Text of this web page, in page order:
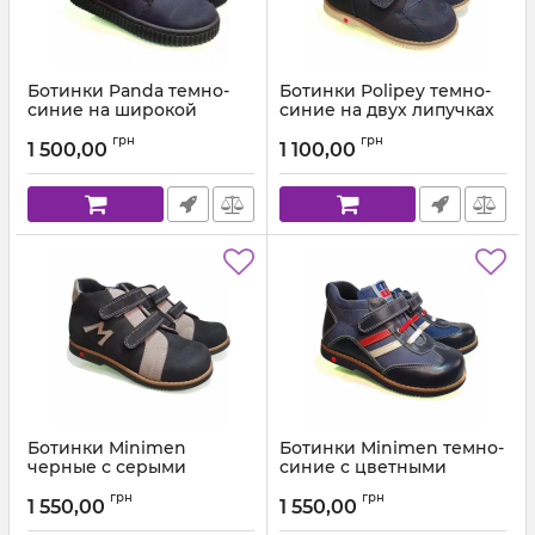
Ботинки Panda темно-
синие на широкой
Артикул: 0129013-1 (26-30)
1 500,00 грн
Ботинки Polipey темно-
cиние на двух липучках
Артикул: 112 (21-25)
1 100,00 грн
Ботинки Minimen
черные с серыми
Артикул: СМ21-43-7В-15 (26-30)
1 550,00 грн
Ботинки Minimen темно-
синие с цветными
Артикул: СМ10-43-7В-02 (26-30)
1 550,00 грн